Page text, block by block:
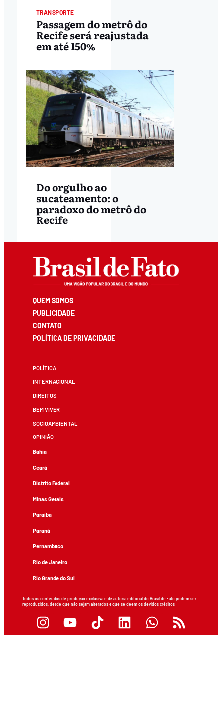
TRANSPORTE
Passagem do metrô do
Recife será reajustada
em até 150%
Do orgulho ao
sucateamento: o
paradoxo do metrô do
Recife
QUEM SOMOS
PUBLICIDADE
CONTATO
POLÍTICA DE PRIVACIDADE
POLÍTICA
INTERNACIONAL
DIREITOS
BEM VIVER
SOCIOAMBIENTAL
OPINIÃO
Bahia
Ceará
Distrito Federal
Minas Gerais
Paraíba
Paraná
Pernambuco
Rio de Janeiro
Rio Grande do Sul
Todos os conteúdos de produção exclusiva e de autoria editorial do Brasil de Fato podem ser
reproduzidos, desde que não sejam alterados e que se deem os devidos créditos.